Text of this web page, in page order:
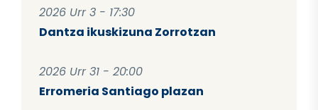
2026 Urr 3 - 17:30
Dantza ikuskizuna Zorrotzan
2026 Urr 31 - 20:00
Erromeria Santiago plazan